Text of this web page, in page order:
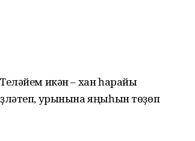
икән – хан һарайы
урынына яңыһын төҙөп